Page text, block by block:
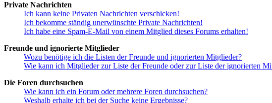
Private Nachrichten
Ich kann keine Privaten Nachrichten verschicken!
Ich bekomme ständig unerwünschte Private Nachrichten!
Ich habe eine Spam-E-Mail von einem Mitglied dieses Forums erhalten!
Freunde und ignorierte Mitglieder
Wozu benötige ich die Listen der Freunde und ignorierten Mitglieder?
Wie kann ich Mitglieder zur Liste der Freunde oder zur Liste der ignorierten
Die Foren durchsuchen
Wie kann ich ein Forum oder mehrere Foren durchsuchen?
Weshalb erhalte ich bei der Suche keine Ergebnisse?